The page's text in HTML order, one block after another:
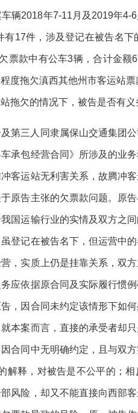
辆2018年7-11月及2019年4-6
17件，涉及登记在被告名
票款中有公车3辆，合计金额
度拖欠滇西其他州市客运站票
拖欠的情况下，被告是否有义
第三人同隶属保山交通集团
承包经营合同》所涉及的业
客运站无利害关系，故腾冲
原告主张的欠票款问题。原
国运输行业的实情及双方之
登记在被告名下，但运营中
，实质上仍是挂靠关系，双
应依据原合同及实际履行惯
，因合同未约定该情形下如
本案而言，直接的承受者却
合同中无明确约定，且与双
解释，对被告是不公平的；
风险，却又不能直接向西部